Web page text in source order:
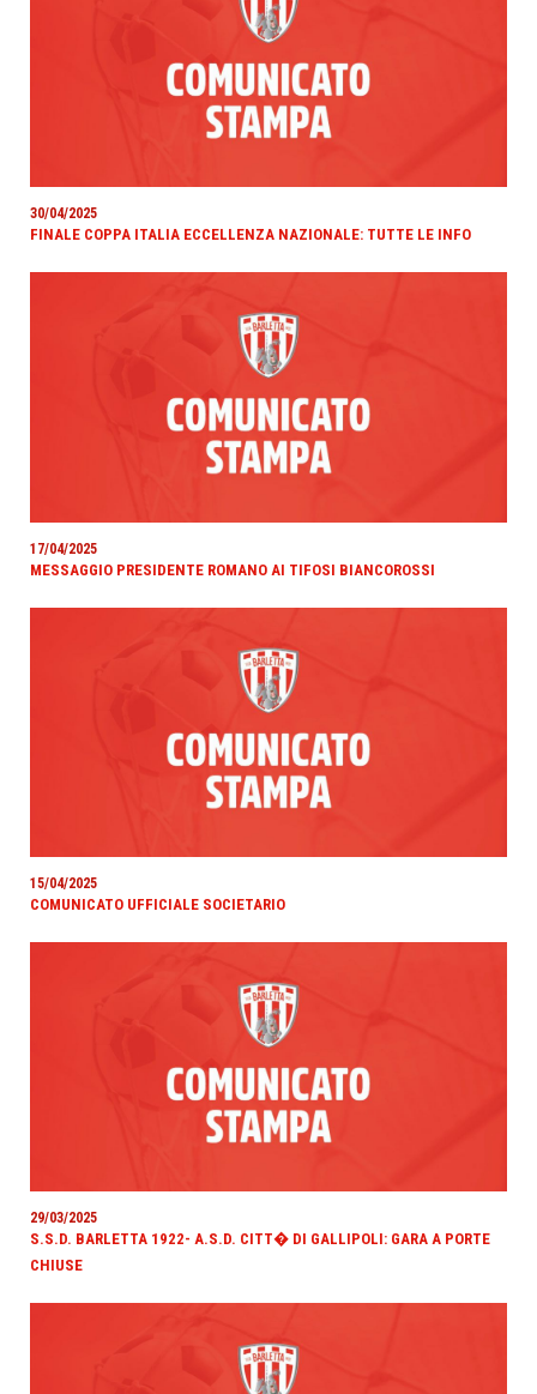
30/04/2025
FINALE COPPA ITALIA ECCELLENZA NAZIONALE: TUTTE LE INFO
17/04/2025
MESSAGGIO PRESIDENTE ROMANO AI TIFOSI BIANCOROSSI
15/04/2025
COMUNICATO UFFICIALE SOCIETARIO
29/03/2025
S.S.D. BARLETTA 1922- A.S.D. CITT� DI GALLIPOLI: GARA A PORTE
CHIUSE